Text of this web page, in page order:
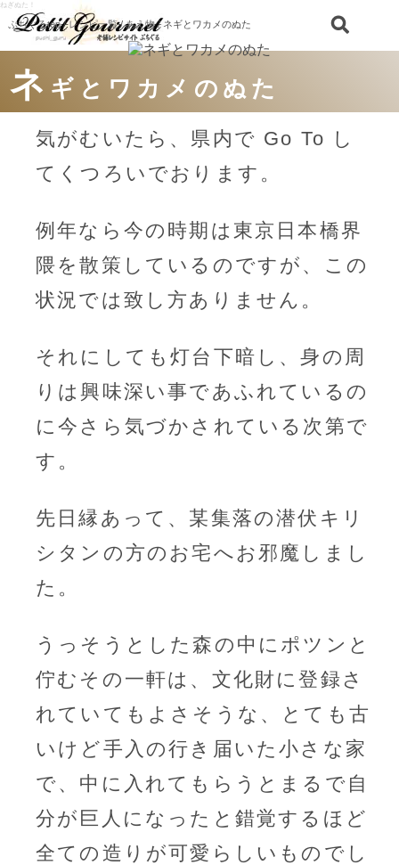
ねぎぬた！
ぷちぐるtop/レシピ一覧/あえ物/ ネギとワカメのぬた
ネ ギとワカメのぬた
気がむいたら、県内で Go To し
てくつろいでおります。
例年なら今の時期は東京日本橋界
隈を散策しているのですが、この
状況では致し方ありません。
それにしても灯台下暗し、身の周
りは興味深い事であふれているの
に今さら気づかされている次第で
す。
先日縁あって、某集落の潜伏キリ
シタンの方のお宅へお邪魔しまし
た。
うっそうとした森の中にポツンと
佇むその一軒は、文化財に登録さ
れていてもよさそうな、とても古
いけど手入の行き届いた小さな家
で、中に入れてもらうとまるで自
分が巨人になったと錯覚するほど
全ての造りが可愛らしいものでし